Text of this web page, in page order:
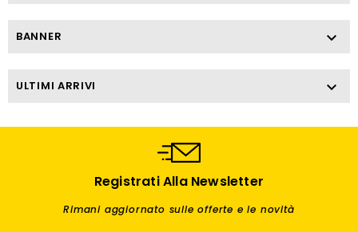
BANNER 
ULTIMI ARRIVI 
Registrati Alla Newsletter
Rimani aggiornato sulle offerte e le novità